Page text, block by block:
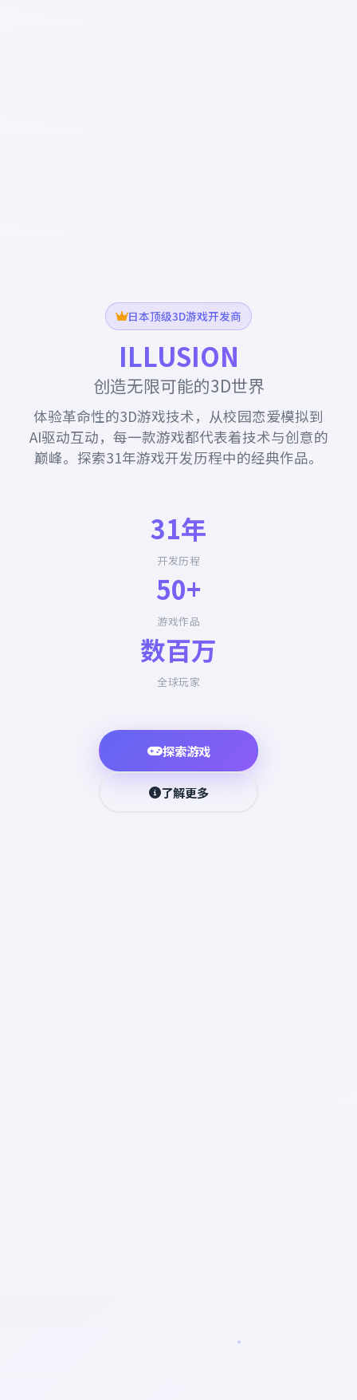
日本顶级3D游戏开发商
ILLUSION
创造无限可能的3D世界
体验革命性的3D游戏技术，从校园恋爱模拟到
AI驱动互动，每一款游戏都代表着技术与创意的
巅峰。探索31年游戏开发历程中的经典作品。
31年
开发历程
50+
游戏作品
数百万
全球玩家
探索游戏
了解更多